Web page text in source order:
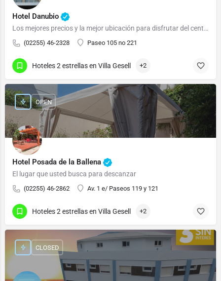
Hotel Danubio
Los mejores precios y la mejor ubicación para disfrutar del centro de la ciudad y la playa
(02255) 46-2328 Paseo 105 no 221
Hoteles 2 estrellas en Villa Gesell +2
Hotel Posada de la Ballena
El lugar que usted busca para descanzar
(02255) 46-2862 Av. 1 e/ Paseos 119 y 121
OPEN
Hoteles 2 estrellas en Villa Gesell +2
CLOSED